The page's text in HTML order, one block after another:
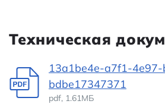
Техническая
13a1be4e-a7f1-
bdbe17347371
pdf, 1.61МБ